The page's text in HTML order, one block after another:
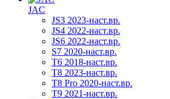
JAC
JS3 2023-наст.вр.
JS4 2022-наст.вр.
JS6 2022-наст.вр.
S7 2020-наст.вр.
T6 2018-наст.вр.
T8 2023-наст.вр.
T8 Pro 2020-наст.вр.
T9 2021-наст.вр.